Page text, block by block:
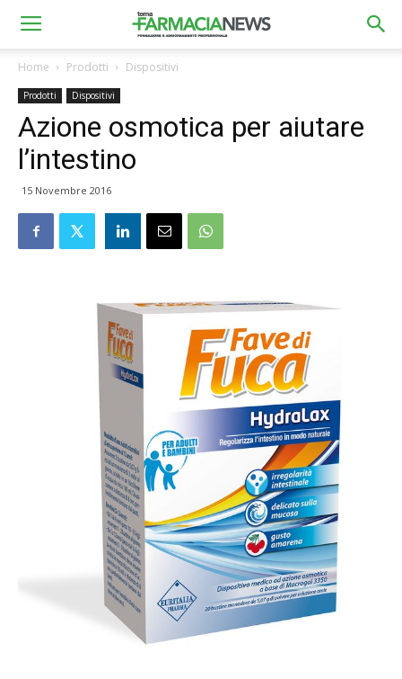
Home Prodotti Dispositivi
Prodotti Dispositivi
Azione osmotica per aiutare
l’intestino
15 Novembre 2016